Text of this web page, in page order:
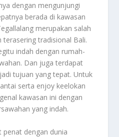
dengan mengunjungi
berada di kawasan
merupakan salah
tradisional Bali.
indah dengan rumah-
Dan juga terdapat
tujuan yang tepat. Untuk
serta enjoy keelokan
kawasan ini dengan
yang indah.
penat dengan dunia